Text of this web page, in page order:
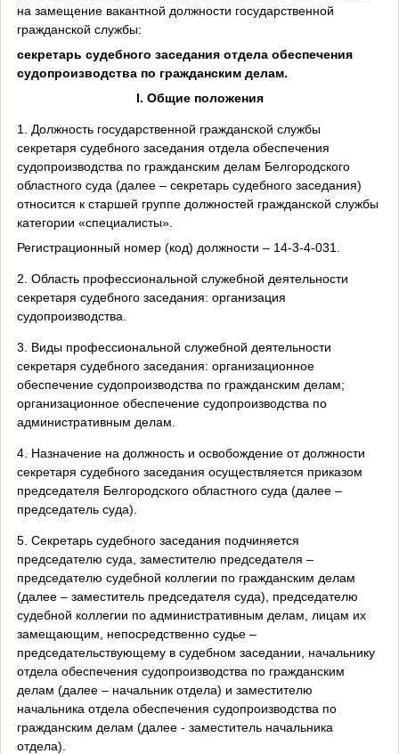
на замещение вакантной должности государственной
гражданской службы:
секретарь судебного заседания отдела обеспечения
судопроизводства по гражданским делам.
I. Общие положения
1. Должность государственной гражданской службы
секретаря судебного заседания отдела обеспечения
судопроизводства по гражданским делам Белгородского
областного суда (далее – секретарь судебного заседания)
относится к старшей группе должностей гражданской службы
категории «специалисты».
Регистрационный номер (код) должности – 14-3-4-031.
2. Область профессиональной служебной деятельности
секретаря судебного заседания: организация
судопроизводства.
3. Виды профессиональной служебной деятельности
секретаря судебного заседания: организационное
обеспечение судопроизводства по гражданским делам;
организационное обеспечение судопроизводства по
административным делам.
4. Назначение на должность и освобождение от должности
секретаря судебного заседания осуществляется приказом
председателя Белгородского областного суда (далее –
председатель суда).
5. Секретарь судебного заседания подчиняется
председателю суда, заместителю председателя –
председателю судебной коллегии по гражданским делам
(далее – заместитель председателя суда), председателю
судебной коллегии по административным делам, лицам их
замещающим, непосредственно судье –
председательствующему в судебном заседании, начальнику
отдела обеспечения судопроизводства по гражданским
делам (далее – начальник отдела) и заместителю
начальника отдела обеспечения судопроизводства по
гражданским делам (далее - заместитель начальника
отдела).